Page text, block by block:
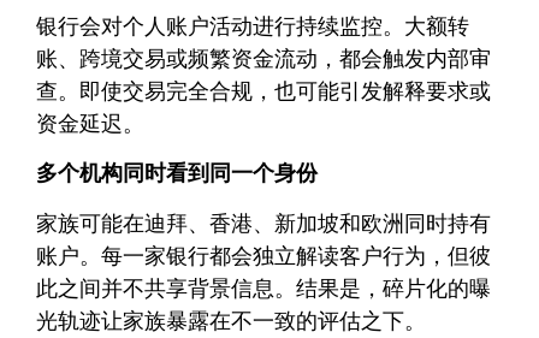
银行会对个人账户活动进行持续监控。大额转
账、跨境交易或频繁资金流动，都会触发内部审
查。即使交易完全合规，也可能引发解释要求或
资金延迟。
多个机构同时看到同一个身份
家族可能在迪拜、香港、新加坡和欧洲同时持有
账户。每一家银行都会独立解读客户行为，但彼
此之间并不共享背景信息。结果是，碎片化的曝
光轨迹让家族暴露在不一致的评估之下。